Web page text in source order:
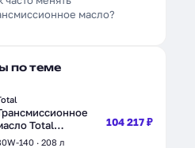
масло?
по теме
Total
Axle 8
140 · 208 л
104 217 ₽